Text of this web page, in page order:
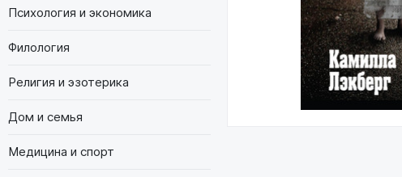
Психология и экономика
Филология
Религия и эзотерика
Дом и семья
Медицина и спорт